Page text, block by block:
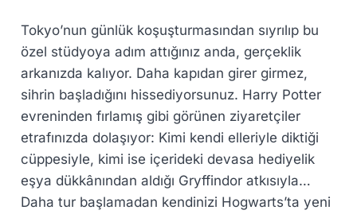
Tokyo’nun günlük koşuşturmasından sıyrılıp bu
özel stüdyoya adım attığınız anda, gerçeklik
arkanızda kalıyor. Daha kapıdan girer girmez,
sihrin başladığını hissediyorsunuz. Harry Potter
evreninden fırlamış gibi görünen ziyaretçiler
etrafınızda dolaşıyor: Kimi kendi elleriyle diktiği
cüppesiyle, kimi ise içerideki devasa hediyelik
eşya dükkânından aldığı Gryffindor atkısıyla…
Daha tur başlamadan kendinizi Hogwarts’ta yeni